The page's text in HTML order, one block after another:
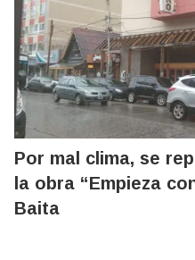
Por mal clima, se
la obra “Empieza
Baita